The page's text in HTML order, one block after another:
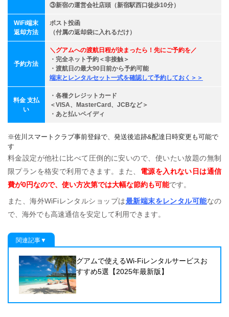
③新宿の運営会社店頭（新宿駅西口徒歩10分）
WiFi端末
返却方法
ポスト投函
（付属の返却袋に入れるだけ）
予約方法
＼グアムへの渡航日程が決まったら！先にご予約を／
・完全ネット予約＜非接触＞
・ 渡航日の最大90日前から予約可能
端末とレンタルセット一式を確認して予約しておく＞＞
料金 支払
い
・各種クレジットカード
＜VISA、MasterCard、JCBなど＞
・あと払いペイディ
※佐川スマートクラブ事前登録で、発送後追跡&配達日時変更も可能で
す
料金設定が他社に比べて圧倒的に安いので、使いたい放題の無制
限プランを格安で利用できます。また、 電源を入れない日は通信
費が0円なので、使い方次第では大幅な節約も可能です。
また、海外WiFiレンタルショップは最新端末をレンタル可能なの
で、海外でも高速通信を安定して利用できます。
関連記事▼
グアムで使えるWi-Fiレンタルサービスお
すすめ5選【2025年最新版】